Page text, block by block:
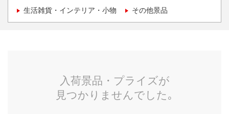
生活雑貨・インテリア・小物 その他景品